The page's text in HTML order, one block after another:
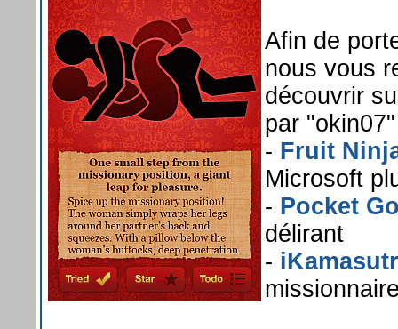
Afin de
nous vous
découvrir
par
- Fruit
Microsoft
- Pocket
délirant
-